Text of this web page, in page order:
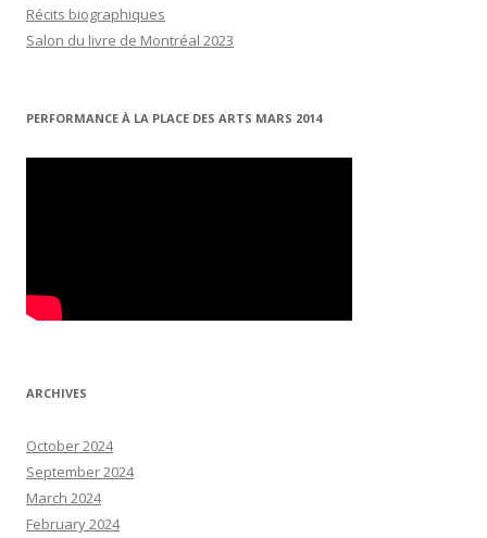
Récits biographiques
Salon du livre de Montréal 2023
PERFORMANCE À LA PLACE DES ARTS MARS 2014
ARCHIVES
October 2024
September 2024
March 2024
February 2024